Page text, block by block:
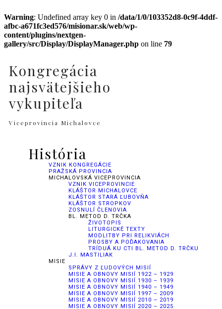
Warning: Undefined array key 0 in /data/1/0/103352d8-0c9f-4ddf-
afbc-a671fc3ed576/misionar.sk/web/wp-
content/plugins/nextgen-
gallery/src/Display/DisplayManager.php on line 79
Kongregácia
najsvätejšieho
vykupiteľa
Viceprovincia Michalovce
História
VZNIK KONGREGÁCIE
PRAŽSKÁ PROVINCIA
MICHALOVSKÁ VICEPROVINCIA
VZNIK VICEPROVINCIE
KLÁŠTOR MICHALOVCE
KLÁŠTOR STARÁ ĽUBOVŇA
KLÁŠTOR STROPKOV
ZOSNULÍ ČLENOVIA
BL. METOD D. TRČKA
ŽIVOTOPIS
LITURGICKÉ TEXTY
MODLITBY PRI RELIKVIÁCH
PROSBY A POĎAKOVANIA
TRÍDUÁ KU CTI BL. METOD D. TRČKU
J.I. MASTILIAK
MISIE
SPRÁVY Z ĽUDOVÝCH MISIÍ
MISIE A OBNOVY MISIÍ 1922 – 1929
MISIE A OBNOVY MISIÍ 1930 – 1939
MISIE A OBNOVY MISIÍ 1940 – 1949
MISIE A OBNOVY MISIÍ 1997 – 2009
MISIE A OBNOVY MISIÍ 2010 – 2019
MISIE A OBNOVY MISIÍ 2020 – 2025